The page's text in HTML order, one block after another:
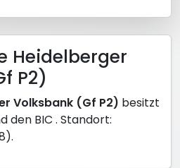
Heidelberger
P2)
Volksbank (Gf P2) besitzt
den BIC . Standort: